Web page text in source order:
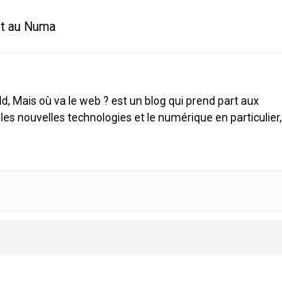
au Numa
Mais où va le web ? est un blog qui prend part aux
nouvelles technologies et le numérique en particulier,